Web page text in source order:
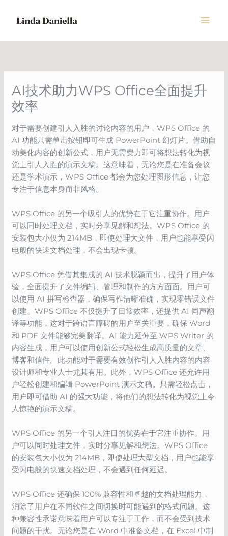
AI技术助力WPS Office全面提升
效率
对于需要创建引人入胜的讨论内容的用户，WPS Office 的
AI 功能只需单击按钮即可生成 PowerPoint 幻灯片。借助自
动美化内容的创新公式，用户无需费力即可将想法转化为视
觉上引人入胜的演示文稿。这意味着，无论您是在准备会议
还是学术演示，WPS Office 都会为您处理图形信息，让您
专注于信息本身而非风格。
WPS Office 的另一个吸引人的优势在于它注重协作。用户
可以同时处理文档，实时分享见解和想法。WPS Office 的
安装包大小仅为 214MB，即使处理大文件，用户也能享受闪
电般的快速文档处理，不会出现卡顿。
WPS Office 凭借其集成的 AI 技术脱颖而出，提升了用户体
验，全面提升了文件编辑、管理和制作的方方面面。用户可
以使用 AI 拼写检查器，确保写作清晰准确，实现零错误文件
创建。WPS Office 不仅提升了日常效率，还提供 AI 同声翻
译等功能，这对于跨语言障碍的用户至关重要，确保 Word
和 PDF 文件能够完美翻译。AI 能力延伸至 WPS Writer 的
内容生成，用户可以使用创新公式轻松生成高质量的文章、
博客和信件。此功能对于需要有效创作引人入胜内容的内容
设计师和专业人士尤其有用。此外，WPS Office 还允许用
户轻松创建和编辑 PowerPoint 演示文稿。只需轻松点击，
用户即可借助 AI 的强大功能，将他们的想法转化为视觉上令
人惊艳的演示文稿。
WPS Office 的另一个引人注目的优势在于它注重协作。用
户可以同时处理文件，实时分享见解和想法。WPS Office
的安装包大小仅为 214MB，即使处理大型文档，用户也能享
受闪电般的快速文档处理，不会遇到任何延迟。
WPS Office 还确保 100% 兼容性和卓越的文档处理能力，
消除了用户在不同软件之间切换时可能遇到的格式问题。这
种兼容性承诺意味着用户可以专注于工作，而不会受到技术
问题的干扰。无论您是在 Word 中准备文档，在 Excel 中制